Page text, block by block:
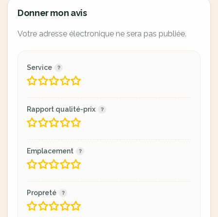
Donner mon avis
Votre adresse électronique ne sera pas publiée.
Service
Rapport qualité-prix
Emplacement
Propreté